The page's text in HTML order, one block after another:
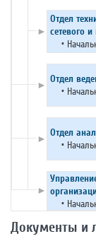
►
Отдел
сетевого
•
►
Отдел
•
►
Отдел
•
►
•
Документы и